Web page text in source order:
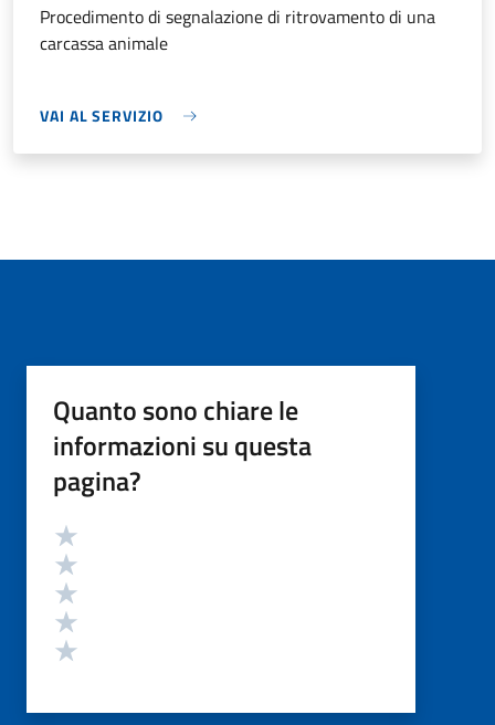
Procedimento di segnalazione di ritrovamento di una
carcassa animale
VAI AL SERVIZIO
Quanto sono chiare le
informazioni su questa
pagina?
Valutazione